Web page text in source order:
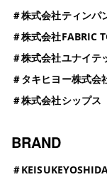
＃株式会社ティンパ
＃株式会社FABRIC
＃株式会社ユナイテ
＃タキヒヨー株式会
＃株式会社シップス
BRAND
＃